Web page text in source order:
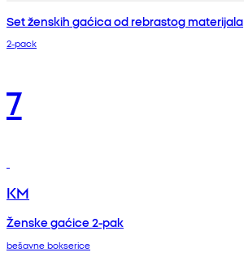
Set ženskih gaćica od rebrastog materijala
2-pack
7
KM
Ženske gaćice 2-pak
bešavne bokserice